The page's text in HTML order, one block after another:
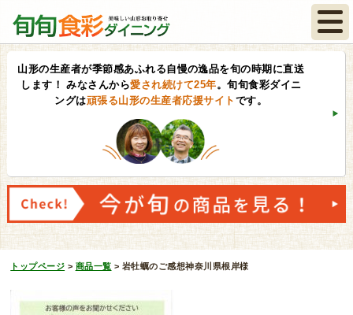
山形の生産者が季節感あふれる自慢の逸品を旬の時期に直送
します！ みなさんから愛され続けて25年。旬旬食彩ダイニ
ングは頑張る山形の生産者応援サイト です。
トップページ > 商品一覧 > 岩牡蠣のご感想神奈川県根岸様